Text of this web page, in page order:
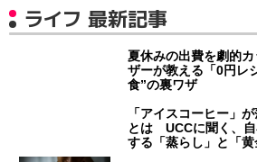
ライフ 最新記事
夏休みの出費を劇的
ザーが教える「0円レ
食”の裏ワザ
「アイスコーヒー」
とは UCCに聞く、
する「蒸らし」と「黄